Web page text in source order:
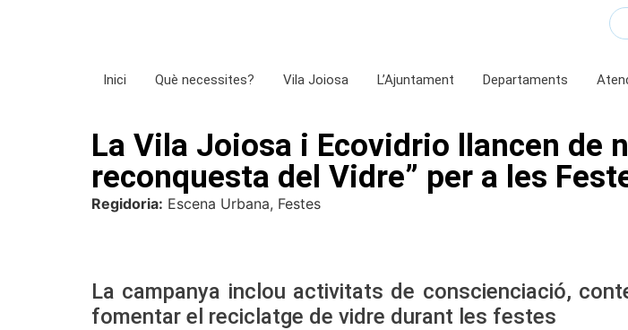
Inici Què necessites? Vila Joiosa L’Ajuntament Departaments
La Vila Joiosa i Ecovidrio llancen de
reconquesta del Vidre” per a les
Regidoria: Escena Urbana, Festes
La campanya inclou activitats de conscienciació,
fomentar el reciclatge de vidre durant les festes